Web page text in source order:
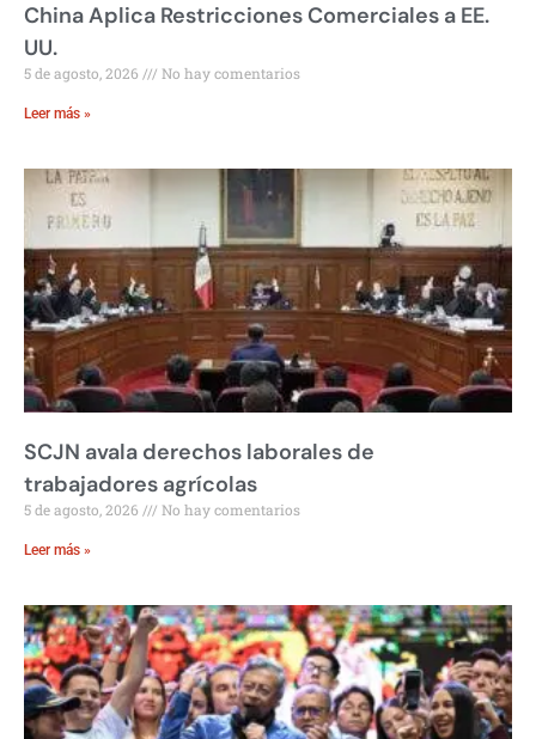
China Aplica Restricciones Comerciales a EE.
UU.
5 de agosto, 2026 No hay comentarios
Leer más »
SCJN avala derechos laborales de
trabajadores agrícolas
5 de agosto, 2026 No hay comentarios
Leer más »